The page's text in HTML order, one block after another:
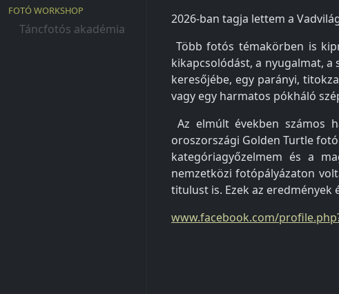
FOTÓ WORKSHOP
Táncfotós akadémia
2026-ban tagja lettem a
Több fotós témakörben is
kikapcsolódást, a nyugalmat,
keresőjébe, egy parányi,
vagy egy harmatos pókháló
Az elmúlt években számos
oroszországi Golden Turtle
kategóriagyőzelmem és a
nemzetközi fotópályázaton
titulust is. Ezek az
www.facebook.com/